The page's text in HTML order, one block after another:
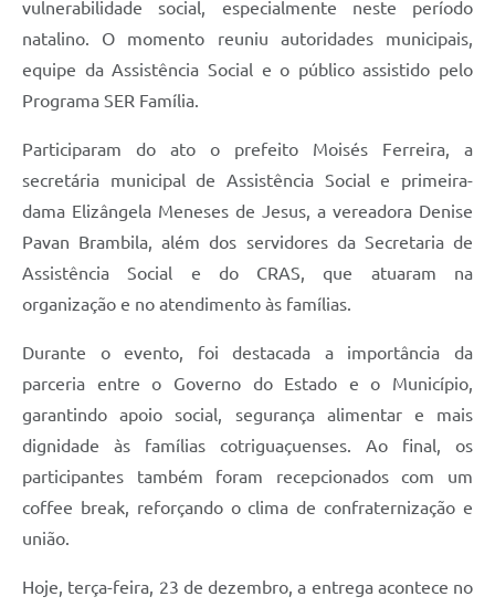
SIC
Contato
vulnerabilidade social, especialmente neste período
natalino. O momento reuniu autoridades municipais,
equipe da Assistência Social e o público assistido pelo
Programa SER Família.
Participaram do ato o prefeito Moisés Ferreira, a
secretária municipal de Assistência Social e primeira-
dama Elizângela Meneses de Jesus, a vereadora Denise
Pavan Brambila, além dos servidores da Secretaria de
Assistência Social e do CRAS, que atuaram na
organização e no atendimento às famílias.
Durante o evento, foi destacada a importância da
parceria entre o Governo do Estado e o Município,
garantindo apoio social, segurança alimentar e mais
dignidade às famílias cotriguaçuenses. Ao final, os
participantes também foram recepcionados com um
coffee break, reforçando o clima de confraternização e
união.
Hoje, terça-feira, 23 de dezembro, a entrega acontece no